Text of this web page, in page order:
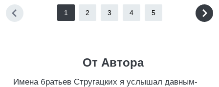
1 2 3 4 5
От Автора
Имена братьев Стругацких я услышал давным-